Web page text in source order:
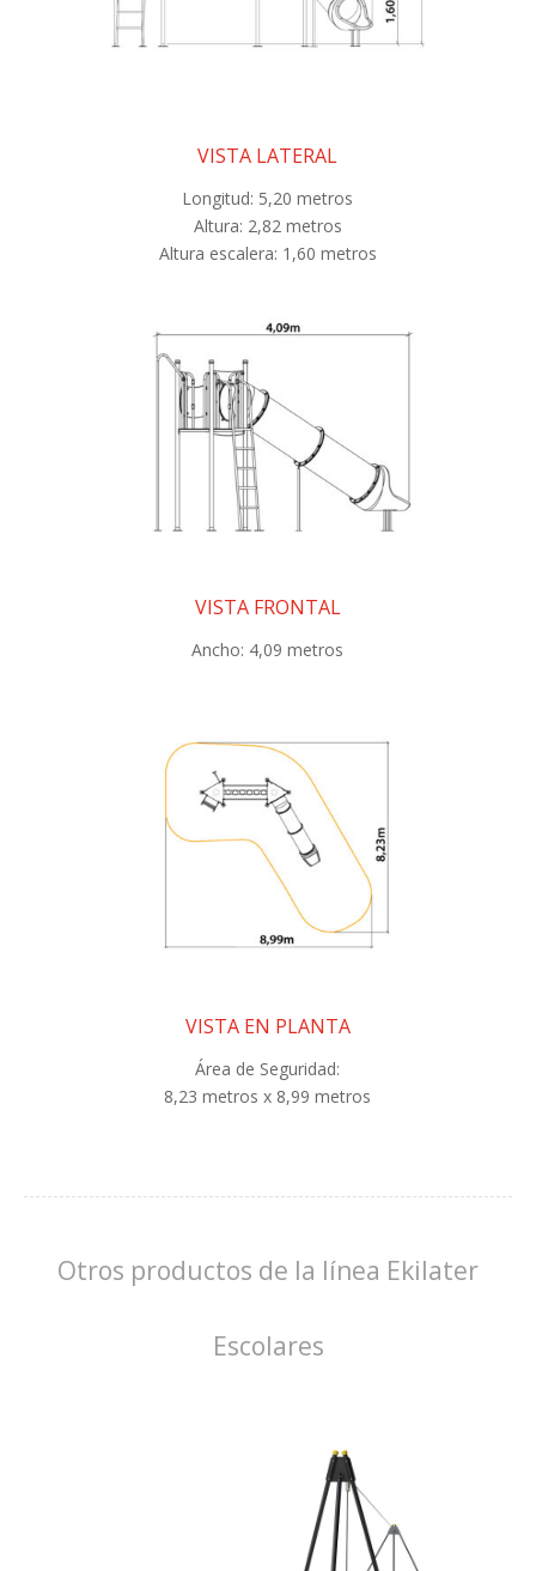
VISTA LATERAL
Longitud: 5,20 metros
Altura: 2,82 metros
Altura escalera: 1,60 metros
VISTA FRONTAL
Ancho: 4,09 metros
VISTA EN PLANTA
Área de Seguridad:
8,23 metros x 8,99 metros
Otros productos de la línea Ekilater
Escolares